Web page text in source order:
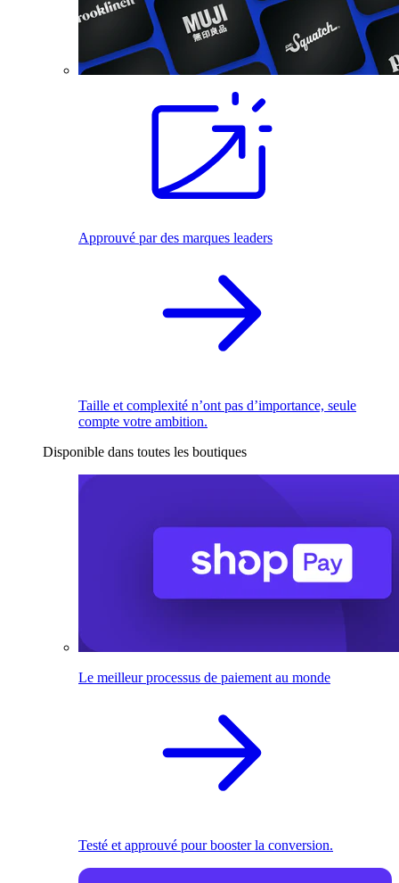
Approuvé par des marques leaders
Taille et complexité n’ont pas d’importance, seule
compte votre ambition.
Disponible dans toutes les boutiques
Le meilleur processus de paiement au monde
Testé et approuvé pour booster la conversion.